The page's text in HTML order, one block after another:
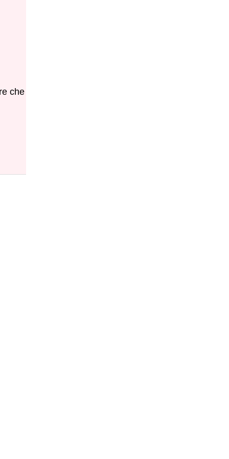
che trovate in fondo al pdf dei